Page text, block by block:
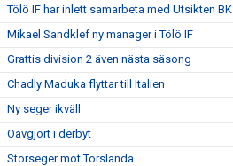
Tölö IF har inlett samarbeta med Utsikten BK
Mikael Sandklef ny manager i Tölö IF
Grattis division 2 även nästa säsong
Chadly Maduka flyttar till Italien
Ny seger ikväll
Oavgjort i derbyt
Storseger mot Torslanda